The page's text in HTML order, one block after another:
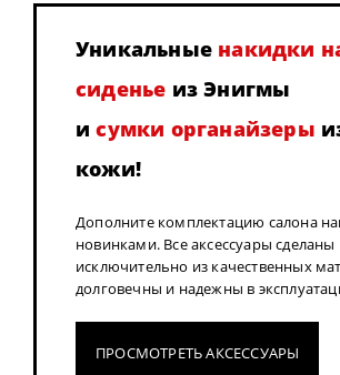
Уникальные накидки
сиденье из Энигмы
исумки органайзеры
кожи!
Дополните комплектацию салона
новинками. Все аксессуары сделаны
исключительно из качественных
долговечны и надежны в
ПРОСМОТРЕТЬ АКСЕССУАРЫ